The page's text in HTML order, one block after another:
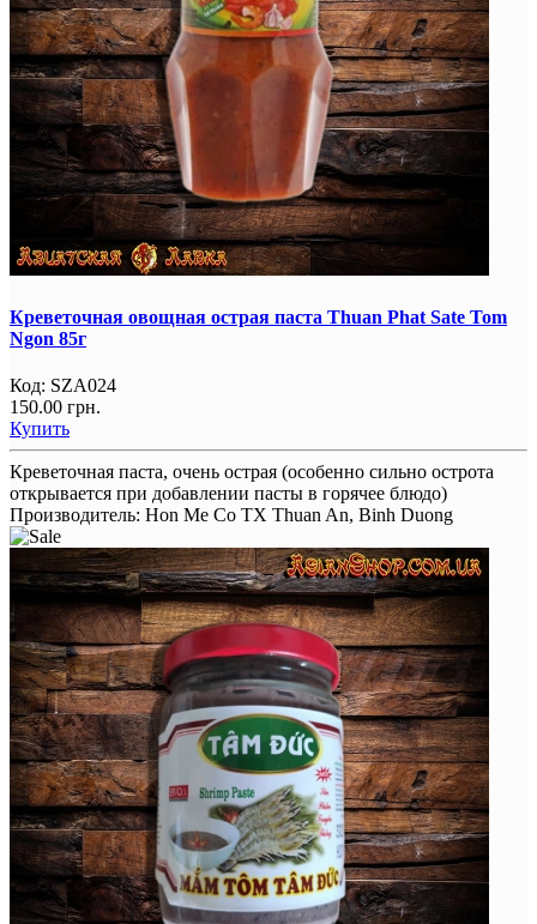
Креветочная овощная острая паста Thuan Phat Sate Tom
Ngon 85г
Код: SZA024
150.00 грн.
Купить
Креветочная паста, очень острая (особенно сильно острота
открывается при добавлении пасты в горячее блюдо)
Производитель: Hon Me Co TX Thuan An, Binh Duong